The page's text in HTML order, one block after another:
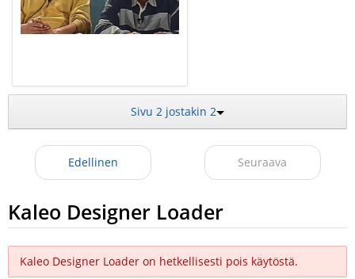
Sivu 2 jostakin 2
Edellinen Seuraava
Kaleo Designer Loader
Kaleo Designer Loader on hetkellisesti pois käytöstä.